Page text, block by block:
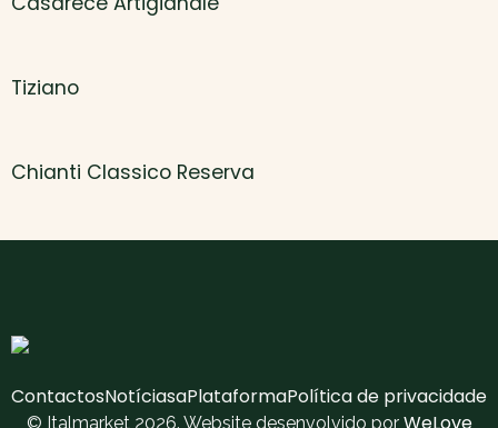
Tiziano
Chianti Classico Reserva
ContactosNotíciasaPlataformaPolítica de privacidade
© Italmarket 2026. Website desenvolvido por